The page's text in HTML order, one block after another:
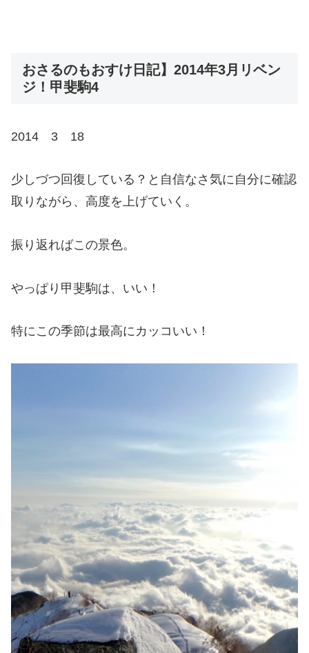
おさるのもおすけ日記】2014年3月リベン
ジ！甲斐駒4
2014 3 18
少しづつ回復している？と自信なさ気に自分に確認
取りながら、高度を上げていく。
振り返ればこの景色。
やっぱり甲斐駒は、いい！
特にこの季節は最高にカッコいい！